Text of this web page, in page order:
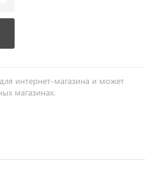
интернет-магазина и может
магазинах.